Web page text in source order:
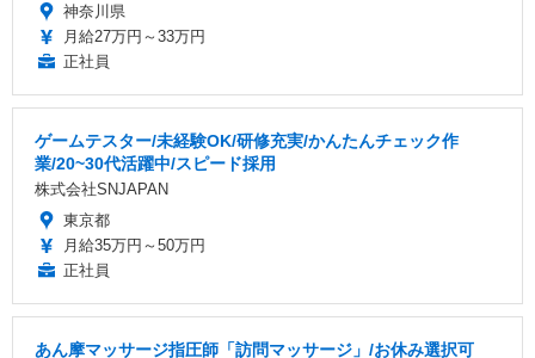
神奈川県
月給27万円～33万円
正社員
ゲームテスター/未経験OK/研修充実/かんたんチェック作
業/20~30代活躍中/スピード採用
株式会社SNJAPAN
東京都
月給35万円～50万円
正社員
あん摩マッサージ指圧師「訪問マッサージ」/お休み選択可